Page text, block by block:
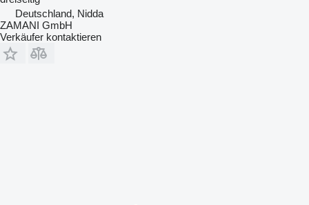
Deutschland, Nidda
ZAMANI GmbH
Verkäufer kontaktieren